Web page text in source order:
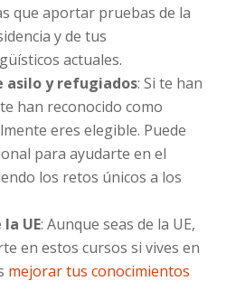
que aportar pruebas de la
y de tus
actuales.
asilo y refugiados: Si te han
han reconocido como
eres elegible. Puede
para ayudarte en el
los retos únicos a los
UE: Aunque seas de la UE,
en estos cursos si vives en
mejorar tus conocimientos